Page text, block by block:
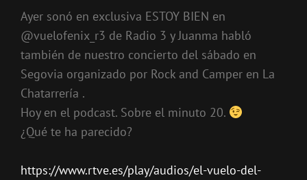
Ayer sonó en exclusiva ESTOY BIEN en
@vuelofenix_r3 de Radio 3 y Juanma habló
también de nuestro concierto del sábado en
Segovia organizado por Rock and Camper en La
Chatarrería .
Hoy en el podcast. Sobre el minuto 20.
¿Qué te ha parecido?
https://www.rtve.es/play/audios/el-vuelo-del-